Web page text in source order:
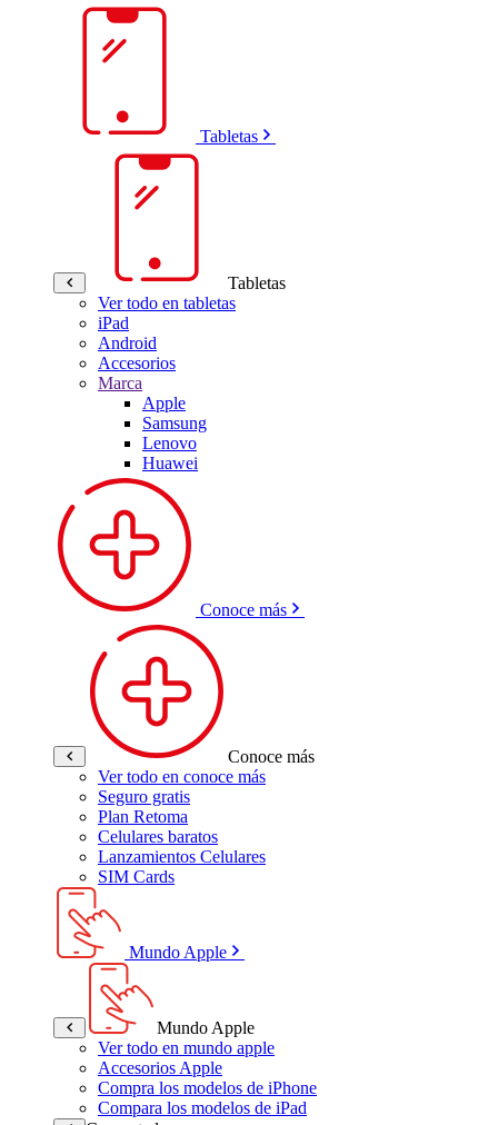
Tabletas
Tabletas
Ver todo en tabletas
iPad
Android
Accesorios
Marca
Apple
Samsung
Lenovo
Huawei
Conoce más
Conoce más
Ver todo en conoce más
Seguro gratis
Plan Retoma
Celulares baratos
Lanzamientos Celulares
SIM Cards
Mundo Apple
Mundo Apple
Ver todo en mundo apple
Accesorios Apple
Compra los modelos de iPhone
Compara los modelos de iPad